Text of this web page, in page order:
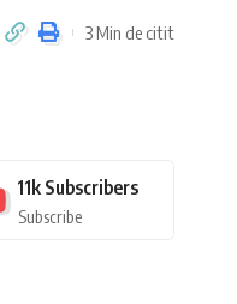
3 Min de citit
11k Subscribers
Subscribe